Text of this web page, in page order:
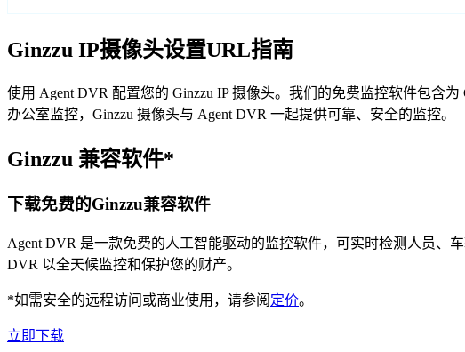
Ginzzu IP摄像头设置URL指南
使用 Agent DVR 配置您的 Ginzzu IP 摄像头。我们的免费监控软件包含
办公室监控，Ginzzu 摄像头与 Agent DVR 一起提供可靠、安全的监控。
Ginzzu 兼容软件*
下载免费的Ginzzu兼容软件
Agent DVR 是一款免费的人工智能驱动的监控软件，可实时检测人员、
DVR 以全天候监控和保护您的财产。
*如需安全的远程访问或商业使用，请参阅 定价。
立即下载